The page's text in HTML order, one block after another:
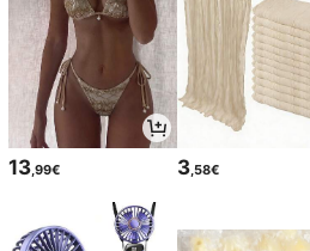
13,99€ 3,58€